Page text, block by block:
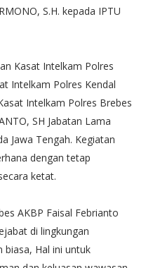
S.H. kepada IPTU
Kasat Intelkam Polres
Intelkam Polres Kendal
Intelkam Polres Brebes
SH Jabatan Lama
Jawa Tengah. Kegiatan
dengan tetap
ketat.
AKBP Faisal Febrianto
di lingkungan
biasa, Hal ini untuk